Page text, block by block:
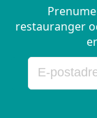
restauranger